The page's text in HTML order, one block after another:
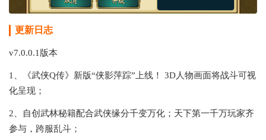
更新日志
v7.0.0.1版本
1、《武侠Q传》新版“侠影萍踪”上线！ 3D人物画面将战斗可视
化呈现；
2、自创武林秘籍配合武侠缘分千变万化；天下第一千万玩家齐
参与，跨服乱斗；